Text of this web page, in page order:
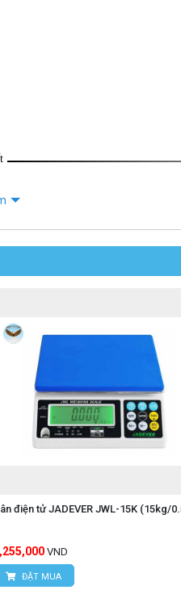
điện tử JADEVER JWL-15K (15kg/
VND
ĐẶT MUA